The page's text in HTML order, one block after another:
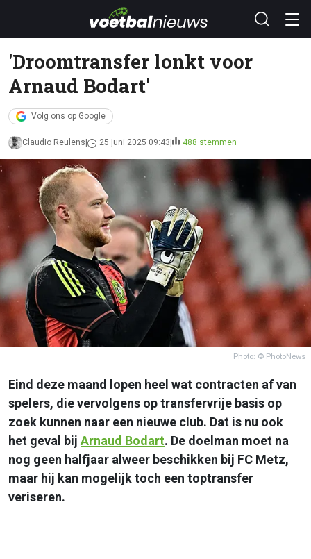
'Droomtransfer lonkt voor
Arnaud Bodart'
Volg ons op Google
Claudio Reulens 25 juni 2025 09:43 488 stemmen
Photo: © PhotoNews
Eind deze maand lopen heel wat contracten af van
spelers, die vervolgens op transfervrije basis op
zoek kunnen naar een nieuwe club. Dat is nu ook
het geval bij Arnaud Bodart. De doelman moet na
nog geen halfjaar alweer beschikken bij FC Metz,
maar hij kan mogelijk toch een toptransfer
veriseren.